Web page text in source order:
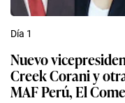
Día 1
Nuevo
Creek Corani y
MAF Perú, El